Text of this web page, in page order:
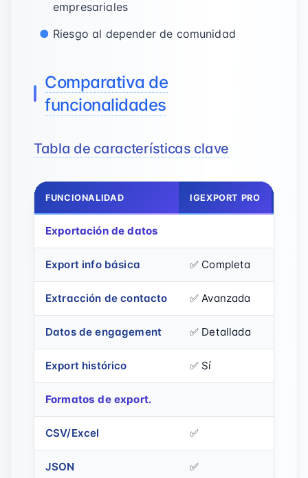
empresariales
Riesgo al depender de comunidad
Comparativa de
funcionalidades
Tabla de características clave
FUNCIONALIDAD IGEXPORT PRO
Exportación de datos
Export info básica ✅ Completa
Extracción de contacto ✅ Avanzada
Datos de engagement ✅ Detallada
Export histórico ✅ Sí
Formatos de export.
CSV/Excel ✅
JSON ✅